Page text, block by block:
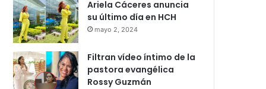
Ariela Cáceres anuncia
su último día en HCH
mayo 2, 2024
Filtran vídeo íntimo de la
pastora evangélica
Rossy Guzmán